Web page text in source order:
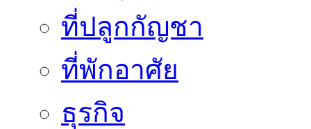
ที่ปลูกกัญชา
ที่พักอาศัย
ธุรกิจ